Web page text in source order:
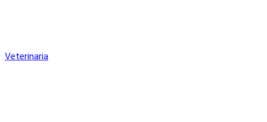
Veterinaria